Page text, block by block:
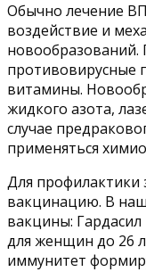
Обычно лечение
воздействие и
новообразований.
противовирусные
витамины.
жидкого азота,
случае
применяться
Для
вакцинацию. В
вакцины:
для женщин до 26
иммунитет